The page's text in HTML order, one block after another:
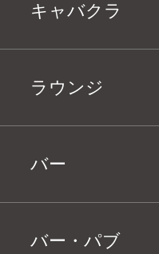
キャバクラ
ラウンジ
バー
バー・パブ